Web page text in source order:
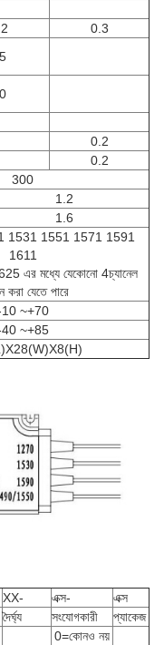
0.3
0.2
0.2
300
1.2
1.6
1531 1551 1571 1591
1611
এর মধ্যে যেকোনো 4চ্যানেল
করা যেতে পারে
~+70
~+85
XX- এক্স-
এক্স
দৈর্ঘ্য সংযোগকারী প্যাকেজ
0=কোনও নয়